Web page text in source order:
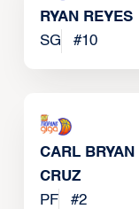
RYAN REYES
SG
#10
CARL BRYAN
CRUZ
PF
#2